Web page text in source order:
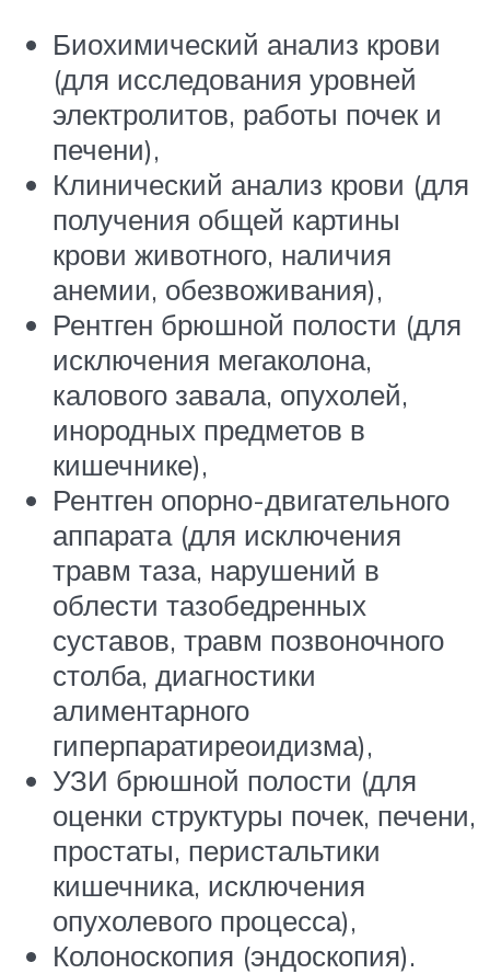
Биохимический анализ крови
(для исследования уровней
электролитов, работы почек и
печени),
Клинический анализ крови (для
получения общей картины
крови животного, наличия
анемии, обезвоживания),
Рентген брюшной полости (для
исключения мегаколона,
калового завала, опухолей,
инородных предметов в
кишечнике),
Рентген опорно-двигательного
аппарата (для исключения
травм таза, нарушений в
облести тазобедренных
суставов, травм позвоночного
столба, диагностики
алиментарного
гиперпаратиреоидизма),
УЗИ брюшной полости (для
оценки структуры почек, печени,
простаты, перистальтики
кишечника, исключения
опухолевого процесса),
Колоноскопия (эндоскопия).